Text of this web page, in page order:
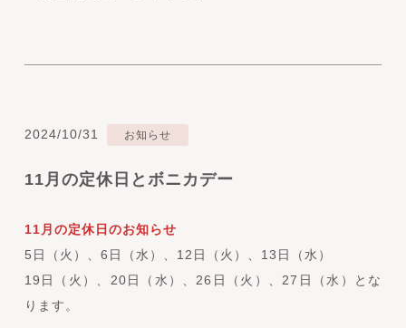
2024/10/31 お知らせ
11月の定休日とボニカデー
11月の定休日のお知らせ
5日（火）、6日（水）、12日（火）、13日（水）
19日（火）、20日（水）、26日（火）、27日（水）とな
ります。